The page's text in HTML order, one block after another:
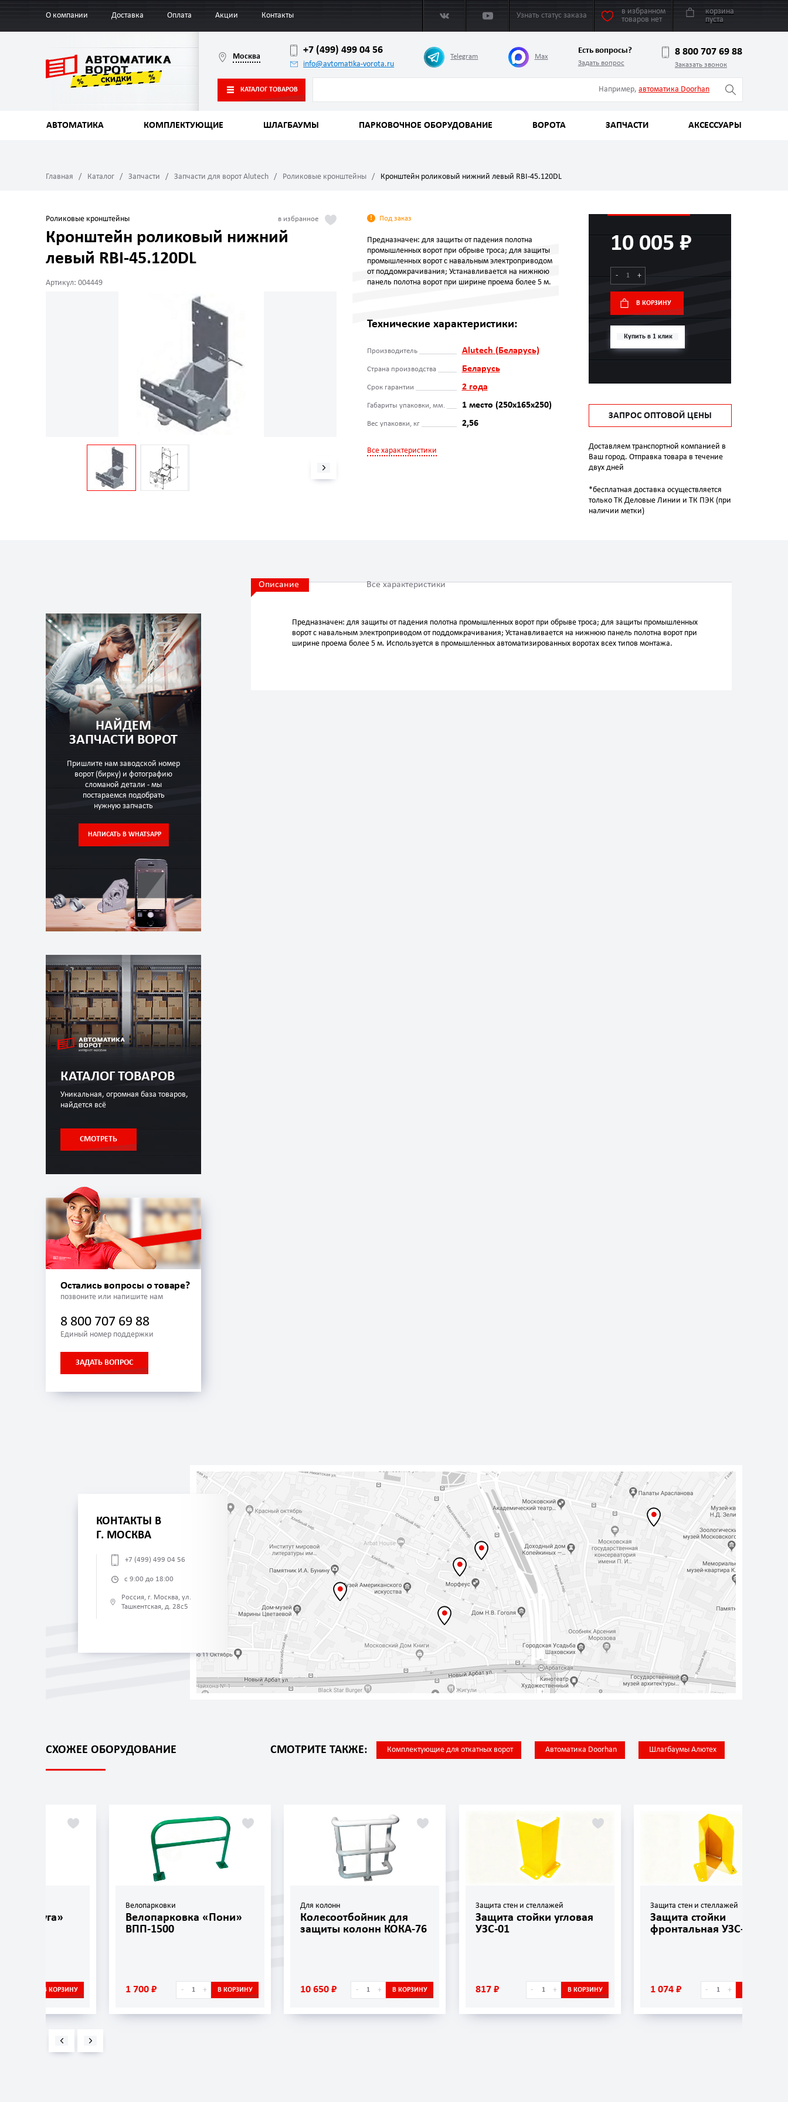
О компании Доставка Оплата Акции Контакты Узнать статус заказа
в избранном
товаров нет
корзина
пуста
Москва
+7 (499) 499 04 56
info@avtomatika-vorota.ru
Telegram Max
Есть вопросы?
Задать вопрос
8 800 707 69 88
Заказать звонок
КАТАЛОГ ТОВАРОВ Например, автоматика Doorhan
АВТОМАТИКА КОМПЛЕКТУЮЩИЕ ШЛАГБАУМЫ ПАРКОВОЧНОЕ ОБОРУДОВАНИЕ ВОРОТА ЗАПЧАСТИ АКСЕССУАРЫ
Главная Каталог Запчасти Запчасти для ворот Alutech Роликовые кронштейны Кронштейн роликовый нижний левый RBI-45.120DL
Роликовые кронштейны
Кронштейн роликовый нижний
левый RBI-45.120DL
Артикул: 004449
Под заказ
Предназначен: для защиты от падения полотна
промышленных ворот при обрыве троса; для защиты
промышленных ворот с навальным электроприводом
от поддомкрачивания; Устанавливается на нижнюю
панель полотна ворот при ширине проема более 5 м.
Технические характеристики:
Производитель Alutech (Беларусь)
Страна производства Беларусь
Срок гарантии 2 года
Габариты упаковки, мм. 1 место (250x165x250)
Вес упаковки, кг 2,56
Все характеристики
10 005 ₽
- +
В КОРЗИНУ
Купить в 1 клик
ЗАПРОС ОПТОВОЙ ЦЕНЫ
Доставляем транспортной компанией в
Ваш город. Отправка товара в течение
двух дней
*бесплатная доставка осуществляется
только ТК Деловые Линии и ТК ПЭК (при
наличии метки)
НАЙДЕМ
ЗАПЧАСТИ ВОРОТ
Пришлите нам заводской номер
ворот (бирку) и фотографию
сломаной детали - мы
постараемся подобрать
нужную запчасть
НАПИСАТЬ В WHATSAPP
КАТАЛОГ ТОВАРОВ
Уникальная, огромная база товаров,
найдется всё
СМОТРЕТЬ
Остались вопросы о товаре?
позвоните или напишите нам
8 800 707 69 88
Единый номер поддержки
ЗАДАТЬ ВОПРОС
Описание Все характеристики
Предназначен: для защиты от падения полотна промышленных ворот при обрыве троса; для защиты промышленных
ворот с навальным электроприводом от поддомкрачивания; Устанавливается на нижнюю панель полотна ворот при
ширине проема более 5 м. Используется в промышленных автоматизированных воротах всех типов монтажа.
КОНТАКТЫ В
Г. МОСКВА
+7 (499) 499 04 56
с 9:00 до 18:00
Россия, г. Москва, ул.
Ташкентская, д. 28с5
СХОЖЕЕ ОБОРУДОВАНИЕ СМОТРИТЕ ТАКЖЕ: Комплектующие для откатных ворот Автоматика Doorhan Шлагбаумы Алютех
Велопарковка «Пони»
1 700 ₽ + В КОРЗИНУ
Колесоотбойник для
защиты колонн КОКА-76
10 650 ₽ + В КОРЗИНУ
Защита стен и стеллажей
Защита стойки угловая
УЗС-01
817 ₽ + В КОРЗИНУ
Защита стен и стеллажей
Защита стойки
фронтальная УЗС-02
1 074 ₽ + В КОРЗИНУ